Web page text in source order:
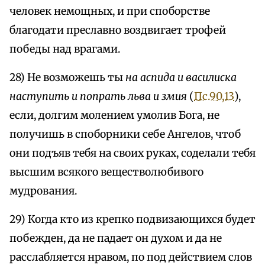
человек немощных, и при споборстве
благодати преславно воздвигает трофей
победы над врагами.
28) Не возможешь ты на аспида и василиска
наступить и попрать льва и змия (Пс.90,13),
если, долгим молением умолив Бога, не
получишь в споборники себе Ангелов, чтоб
они подъяв тебя на своих руках, соделали тебя
высшим всякого веществолюбивого
мудрования.
29) Когда кто из крепко подвизающихся будет
побежден, да не падает он духом и да не
расслабляется нравом, по под действием слов